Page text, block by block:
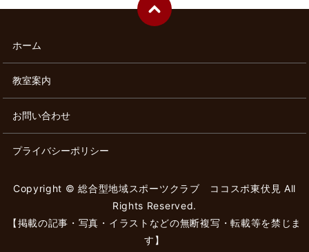
ホーム
教室案内
お問い合わせ
プライバシーポリシー
Copyright © 総合型地域スポーツクラブ ココスポ東伏見 All
Rights Reserved.
【掲載の記事・写真・イラストなどの無断複写・転載等を禁じま
す】